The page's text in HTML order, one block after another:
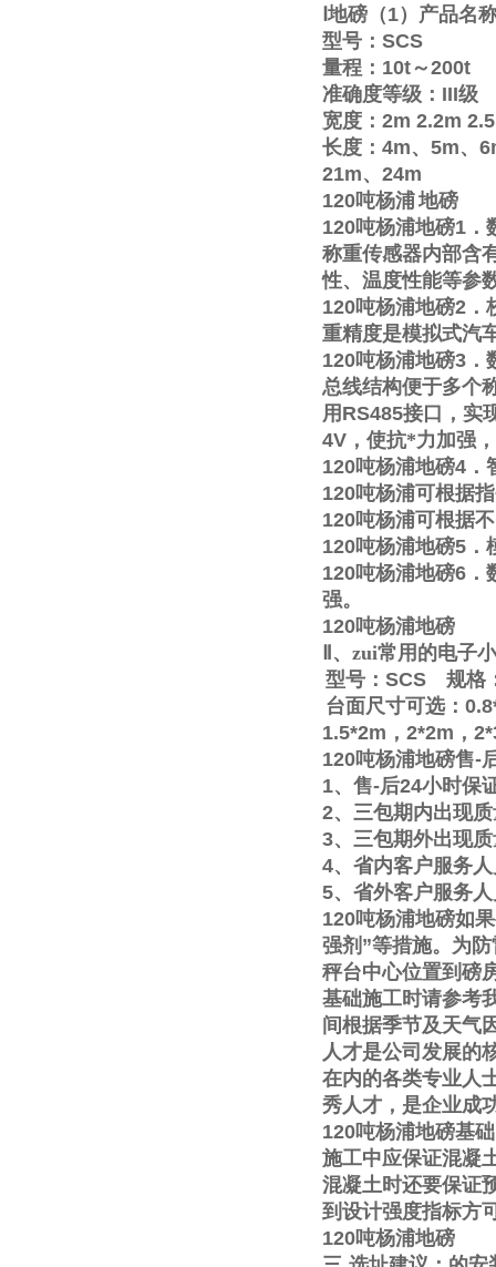
地磅（1）产品名
型号： SCS
量程： 10t～200t
准确度等级： III级
宽度： 2m 2.2m
长度： 4m、 5m、
21m、 24m
120吨杨浦地磅
120吨杨浦地磅1
称重传感器内部含
性、温度性能等参
120吨杨浦地磅2
重精度是模拟式汽
120吨杨浦地磅3
总线结构便于多个
用 RS485接口，实
4V ，使抗*力加强
120吨杨浦地磅4
120吨杨浦可根据
120吨杨浦可根据
120吨杨浦地磅5
120吨杨浦地磅6
强。
120吨杨浦地磅
、zui常用的电子
型号： SCS
规格
台面尺寸可选：
1.5*2m ， 2*2m ，
120吨杨浦地磅售-
1、售-后24小时保
2、三包期内出现
3、三包期外出现
4、省内客户服务
5、省外客户服务
120吨杨浦地磅如
强剂 ”等措施。为
秤台中心位置到磅
基础施工时请参考
间根据季节及天气
人才是公司发展的
在内的各类专业人
秀人才，是企业成
120吨杨浦地磅基
施工中应保证混凝
混凝土时还要保证
到设计强度指标方
120吨杨浦地磅